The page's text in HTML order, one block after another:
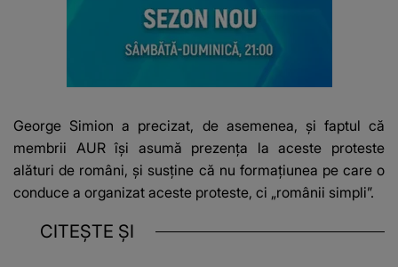
George Simion a precizat, de asemenea, și faptul că
membrii AUR își asumă prezența la aceste proteste
alături de români, și susține că nu formaţiunea pe care o
conduce a organizat aceste proteste, ci „românii simpli”.
CITEȘTE ȘI